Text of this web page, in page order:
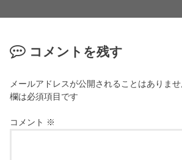
コメントを残す
メールアドレスが公開されることはありませ
欄は必須項目です
コメント ※